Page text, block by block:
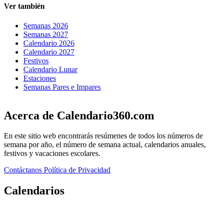
Ver también
Semanas 2026
Semanas 2027
Calendario 2026
Calendario 2027
Festivos
Calendario Lunar
Estaciones
Semanas Pares e Impares
Acerca de Calendario360.com
En este sitio web encontrarás resúmenes de todos los números de
semana por año, el número de semana actual, calendarios anuales,
festivos y vacaciones escolares.
Contáctanos Política de Privacidad
Calendarios